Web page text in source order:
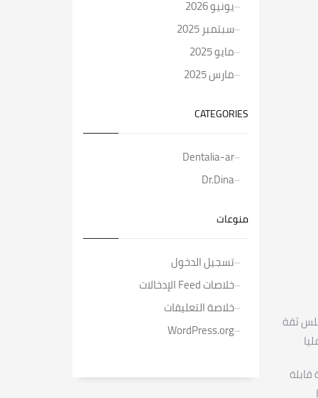
ثقة
يونيو 2026
سبتمبر 2025
مايو 2025
مارس 2025
CATEGORIES
Dentalia-ar
Dr.Dina
منوعات
تسجيل الدخول
خلاصات Feed الإدخالات
خلاصة التعليقات
WordPress.org